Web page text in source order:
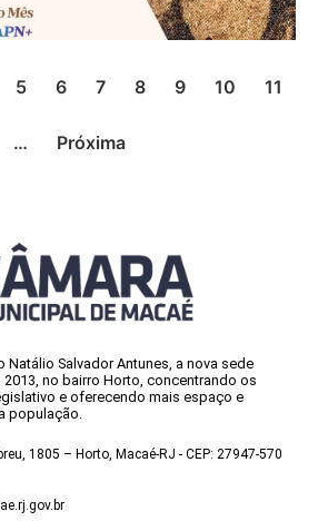
5 6 7 8 9 10 11
… Próxima
Natálio Salvador Antunes, a nova sede
no bairro Horto, concentrando os
e oferecendo mais espaço e
população.
1805 – Horto, Macaé-RJ - CEP: 27947-570